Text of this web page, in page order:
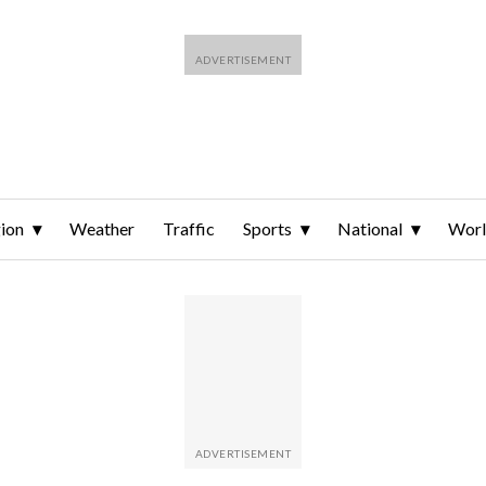
Weather Traffic Sports National